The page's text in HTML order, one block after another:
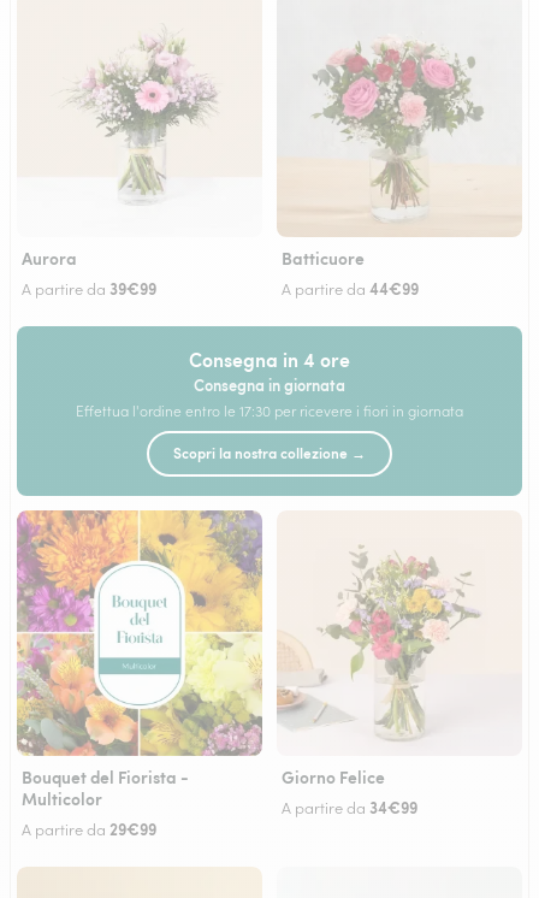
Aurora
A partire da 39€99
Batticuore
A partire da 44€99
Consegna in 4 ore
Consegna in giornata
Effettua l'ordine entro le 17:30 per ricevere i fiori in giornata
Scopri la nostra collezione →
Bouquet del Fiorista -
Multicolor
A partire da 29€99
Giorno Felice
A partire da 34€99